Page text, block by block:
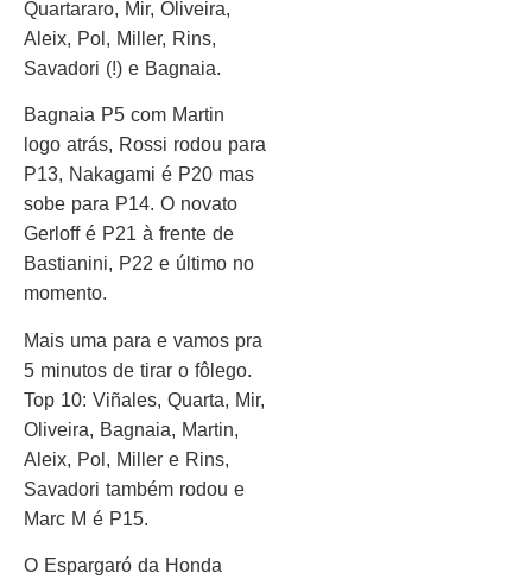
Quartararo, Mir, Oliveira,
Aleix, Pol, Miller, Rins,
Savadori (!) e Bagnaia.
Bagnaia P5 com Martin
logo atrás, Rossi rodou para
P13, Nakagami é P20 mas
sobe para P14. O novato
Gerloff é P21 à frente de
Bastianini, P22 e último no
momento.
Mais uma para e vamos pra
5 minutos de tirar o fôlego.
Top 10: Viñales, Quarta, Mir,
Oliveira, Bagnaia, Martin,
Aleix, Pol, Miller e Rins,
Savadori também rodou e
Marc M é P15.
O Espargaró da Honda